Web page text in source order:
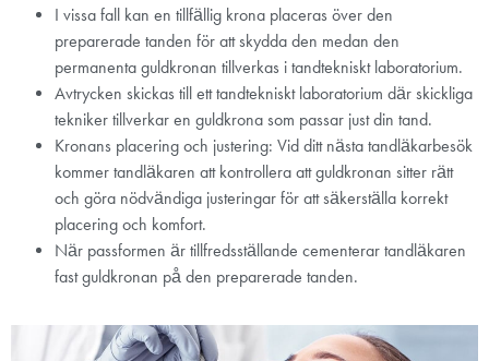
I vissa fall kan en tillfällig krona placeras över den
preparerade tanden för att skydda den medan den
permanenta guldkronan tillverkas i tandtekniskt laboratorium.
Avtrycken skickas till ett tandtekniskt laboratorium där skickliga
tekniker tillverkar en guldkrona som passar just din tand.
Kronans placering och justering: Vid ditt nästa tandläkarbesök
kommer tandläkaren att kontrollera att guldkronan sitter rätt
och göra nödvändiga justeringar för att säkerställa korrekt
placering och komfort.
När passformen är tillfredsställande cementerar tandläkaren
fast guldkronan på den preparerade tanden.